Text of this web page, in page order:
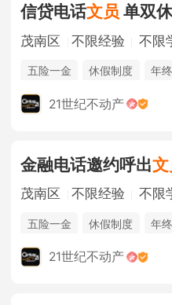
信贷电话文员 单双
茂南区 不限经验 不限
五险一金 休假制度 年
奖励计划
21世纪不动产
金融电话邀约呼出
茂南区 不限经验 不限
五险一金 休假制度 年
奖励计划
21世纪不动产